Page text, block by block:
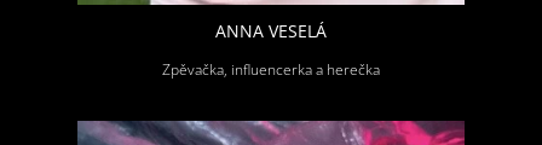
ANNA VESELÁ
Zpěvačka, influencerka a herečka